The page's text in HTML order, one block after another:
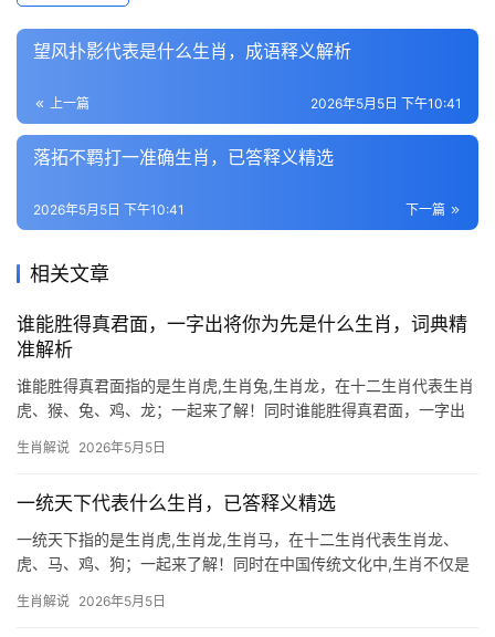
望风扑影代表是什么生肖，成语释义解析
上一篇 2026年5月5日 下午10:41
落拓不羁打一准确生肖，已答释义精选
下一篇
2026年5月5日 下午10:41
相关文章
谁能胜得真君面，一字出将你为先是什么生肖，词典精
准解析
谁能胜得真君面指的是生肖虎,生肖兔,生肖龙，在十二生肖代表生肖
虎、猴、兔、鸡、龙；一起来了解！同时谁能胜得真君面，一字出
将你为先”这句谜语，藏着一个威猛的答案——生肖虎，古人称虎为
生肖解说 2026年5月5日
一统天下代表什么生肖，已答释义精选
一统天下指的是生肖虎,生肖龙,生肖马，在十二生肖代表生肖龙、
虎、马、鸡、狗；一起来了解！同时在中国传统文化中,生肖不仅是
常被联想至具有王者之气的生肖，以下从三个生肖角度，深入解读
生肖解说 2026年5月5日